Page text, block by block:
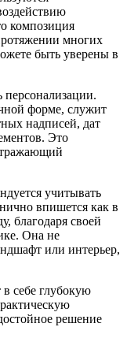
композиция
многих
быть уверены в
форме, служит
надписей, дат
Это
учитывать
впишется как в
благодаря своей
Она не
или интерьер,
в себе глубокую
решение